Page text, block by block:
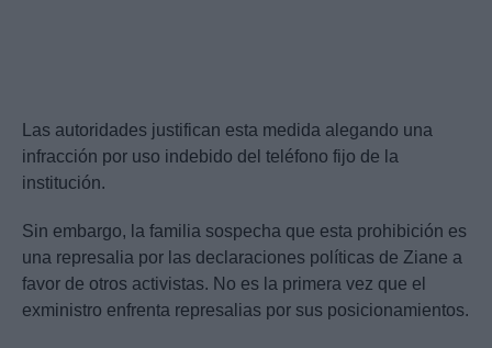
Las autoridades justifican esta medida alegando una
infracción por uso indebido del teléfono fijo de la
institución.
Sin embargo, la familia sospecha que esta prohibición es
una represalia por las declaraciones políticas de Ziane a
favor de otros activistas. No es la primera vez que el
exministro enfrenta represalias por sus posicionamientos.